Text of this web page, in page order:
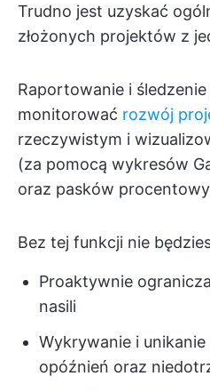
Trudno jest uzyskać
złożonych projektów z
Raportowanie i
monitorować rozwój
rzeczywistym i
(za pomocą wykresów
oraz pasków
Bez tej funkcji nie
Proaktywnie
nasili
Wykrywanie i
opóźnień oraz